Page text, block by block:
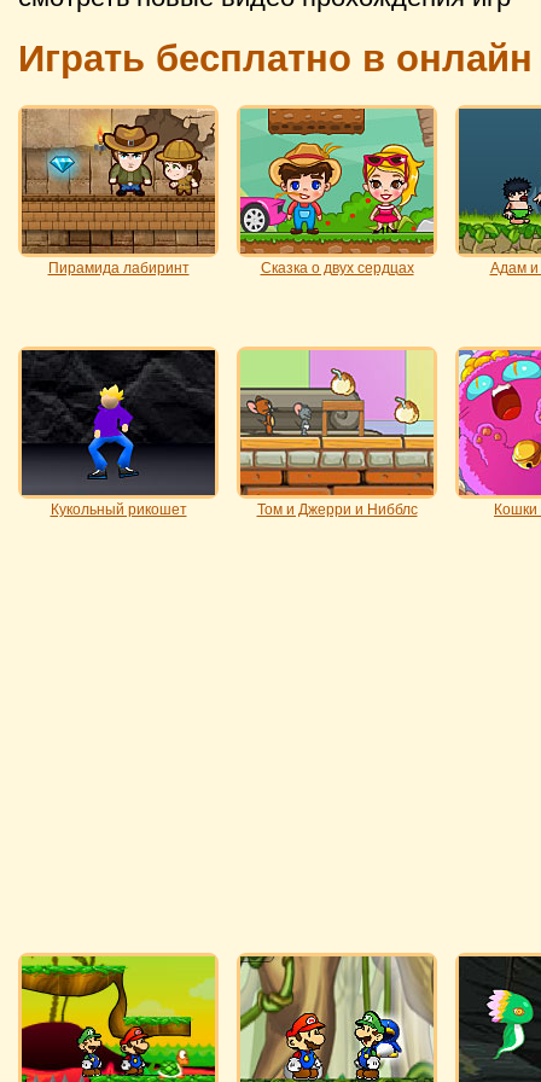
Играть бесплатно в
Пирамида лабиринт Сказка о двух сердцах Адам и
Кукольный рикошет Том и Джерри и Нибблс Кошки